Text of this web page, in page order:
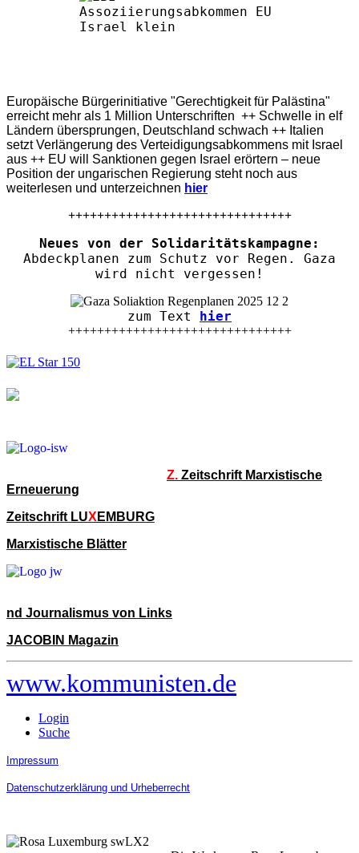
Europäische Bürgerinitiative "Gerechtigkeit für Palästina"
erreicht mehr als 1 Million Unterschriften ++ Schwelle in elf
Ländern übersprungen, Deutschland schwach ++ Italien
setzt Verlängerung des Verteidigungsabkommens mit Israel
aus ++ EU will Sanktionen gegen Israel erörtern – neue
Position der ungarischen Regierung steht noch aus
weiterlesen und unterzeichnen hier
+++++++++++++++++++++++++++++++
Neues von der Solidaritätskampagne:
Abdeckplanen zum Schutz vor Regen. Gaza
wird nicht vergessen!
zum Text hier
+++++++++++++++++++++++++++++++
Z. Zeitschrift Marxistische
Erneuerung
Zeitschrift LUX EMBURG
Marxistische Blätter
nd Journalismus von Links
JACOBIN Magazin
www.kommunisten.de
Login
Suche
Impressum
Datenschutzerklärung und Urheberrecht